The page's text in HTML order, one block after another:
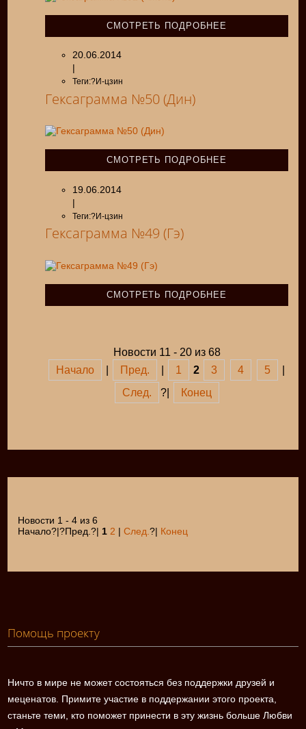
СМОТРЕТЬ ПОДРОБНЕЕ
20.06.2014
|
Теги:?И-цзин
Гексаграмма №50 (Дин)
СМОТРЕТЬ ПОДРОБНЕЕ
19.06.2014
|
Теги:?И-цзин
Гексаграмма №49 (Гэ)
СМОТРЕТЬ ПОДРОБНЕЕ
Новости 11 - 20 из 68
Начало
| Пред. | 1 2 3 4 5
|
След.
?| Конец
Новости 1 - 4 из 6
Начало?|?Пред.?| 1 2 |След.?| Конец
Помощь проекту
Ничто в мире не может состояться без поддержки друзей и
меценатов. Примите участие в поддержании этого проекта,
станьте теми, кто поможет принести в эту жизнь больше Любви